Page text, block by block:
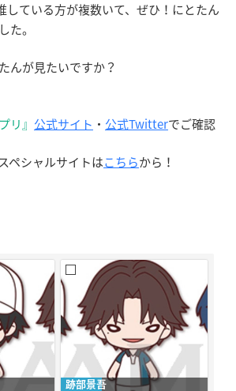
している方が複数いて、ぜひ！にとたん
た。
んが見たいですか？
リ』 公式サイト ・ 公式Twitterでご確認
ペシャルサイトはこちらから！
跡部景吾